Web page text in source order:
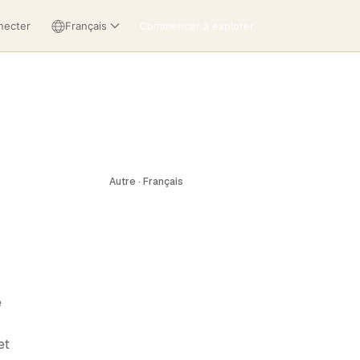
Commencer à explorer
Français
Autre · Français